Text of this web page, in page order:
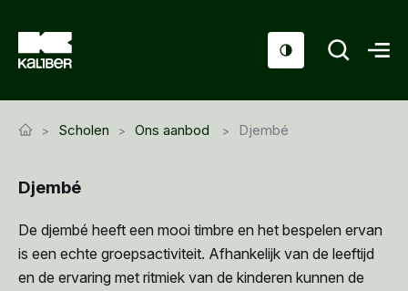
Sociaal domein
Over ons
Nieuws & Agenda
Scholen Ons aanbod Djembé
Djembé
De djembé heeft een mooi timbre en het bespelen ervan
is een echte groepsactiviteit. Afhankelijk van de leeftijd
en de ervaring met ritmiek van de kinderen kunnen de